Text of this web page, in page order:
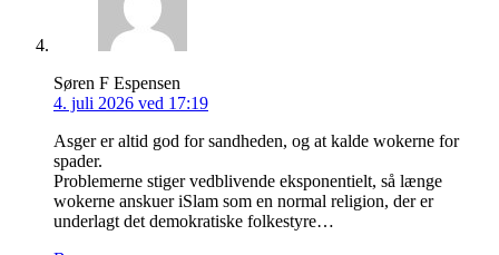
Søren F Espensen
4. juli 2026 ved 17:19
Asger er altid god for sandheden, og at kalde wokerne for
spader.
Problemerne stiger vedblivende eksponentielt, så længe
wokerne anskuer iSlam som en normal religion, der er
underlagt det demokratiske folkestyre…